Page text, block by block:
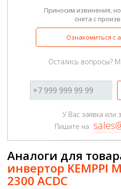
Приносим извинения,
снята с
Ознакомиться с
Остались вопросы?
У Вас заявка или
Пишите на
Аналоги для
инвертор KEMPPI
2300 ACDC